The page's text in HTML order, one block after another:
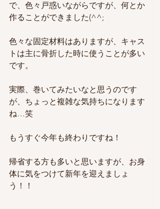
で、色々戸惑いながらですが、何とか
作ることができました(^^;
色々な固定材料はありますが、キャス
トは主に骨折した時に使うことが多い
です。
実際、巻いてみたいなと思うのです
が、ちょっと複雑な気持ちになります
ね…笑
もうすぐ今年も終わりですね！
帰省する方も多いと思いますが、お身
体に気をつけて新年を迎えましょ
う！！